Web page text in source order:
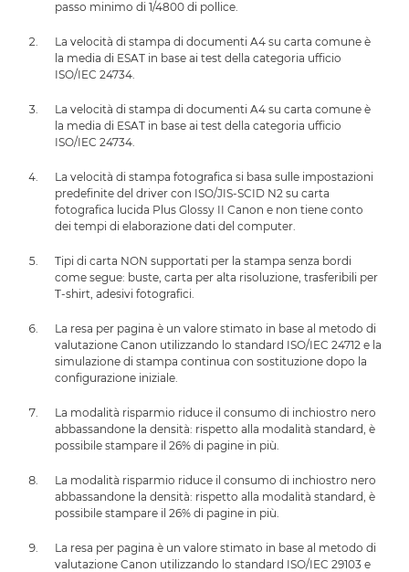
passo minimo di 1/4800 di pollice.
La velocità di stampa di documenti A4 su carta comune è
la media di ESAT in base ai test della categoria ufficio
ISO/IEC 24734.
La velocità di stampa di documenti A4 su carta comune è
la media di ESAT in base ai test della categoria ufficio
ISO/IEC 24734.
La velocità di stampa fotografica si basa sulle impostazioni
predefinite del driver con ISO/JIS-SCID N2 su carta
fotografica lucida Plus Glossy II Canon e non tiene conto
dei tempi di elaborazione dati del computer.
Tipi di carta NON supportati per la stampa senza bordi
come segue: buste, carta per alta risoluzione, trasferibili per
T-shirt, adesivi fotografici.
La resa per pagina è un valore stimato in base al metodo di
valutazione Canon utilizzando lo standard ISO/IEC 24712 e la
simulazione di stampa continua con sostituzione dopo la
configurazione iniziale.
La modalità risparmio riduce il consumo di inchiostro nero
abbassandone la densità: rispetto alla modalità standard, è
possibile stampare il 26% di pagine in più.
La modalità risparmio riduce il consumo di inchiostro nero
abbassandone la densità: rispetto alla modalità standard, è
possibile stampare il 26% di pagine in più.
La resa per pagina è un valore stimato in base al metodo di
valutazione Canon utilizzando lo standard ISO/IEC 29103 e